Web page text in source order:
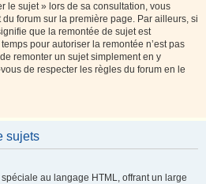
le sujet » lors de sa consultation, vous
forum sur la première page. Par ailleurs, si
que la remontée de sujet est
pour autoriser la remontée n’est pas
remonter un sujet simplement en y
de respecter les règles du forum en le
sujets
au langage HTML, offrant un large